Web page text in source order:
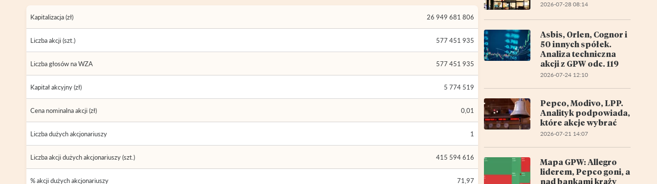
Kapitalizacja (zł) 26 949 681 806
Liczba akcji (szt.) 577 451 935
Liczba głosów na WZA 577 451 935
Kapitał akcyjny (zł) 5 774 519
Cena nominalna akcji (zł) 0,01
Liczba dużych akcjonariuszy 1
Liczba akcji dużych akcjonariuszy (szt.) 415 594 616
% akcji dużych akcjonariuszy 71,97
2026-07-28 08:14
Asbis, Orlen, Cognor i
50 innych spółek.
Analiza techniczna
akcji z GPW odc. 119
2026-07-24 12:10
Pepco, Modivo, LPP.
Analityk podpowiada,
które akcje wybrać
2026-07-21 14:07
Mapa GPW: Allegro
liderem, Pepco goni, a
nad bankami krąży